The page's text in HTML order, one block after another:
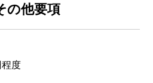
の他要項
度